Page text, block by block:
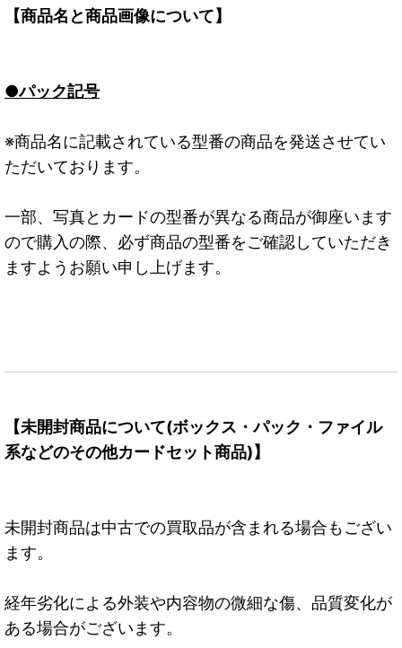
【商品名と商品画像について】
●パック記号
※商品名に記載されている型番の商品を発送させてい
ただいております。
一部、写真とカードの型番が異なる商品が御座います
ので購入の際、必ず商品の型番をご確認していただき
ますようお願い申し上げます。
【未開封商品について(ボックス・パック・ファイル
系などのその他カードセット商品)】
未開封商品は中古での買取品が含まれる場合もござい
ます。
経年劣化による外装や内容物の微細な傷、品質変化が
ある場合がございます。